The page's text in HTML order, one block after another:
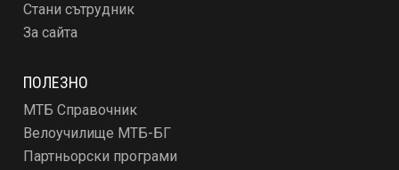
Стани сътрудник
За сайта
ПОЛЕЗНО
МТБ Справочник
Велоучилище МТБ-БГ
Партньорски програми